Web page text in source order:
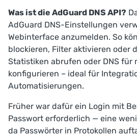
Was ist die AdGuard DNS API?
AdGuard DNS-Einstellungen
Webinterface anzumelden. So
blockieren, Filter aktivieren oder
Statistiken abrufen oder DNS für
konfigurieren – ideal für
Automatisierungen.
Früher war dafür ein Login mit
Passwort erforderlich — eine
da Passwörter in Protokollen